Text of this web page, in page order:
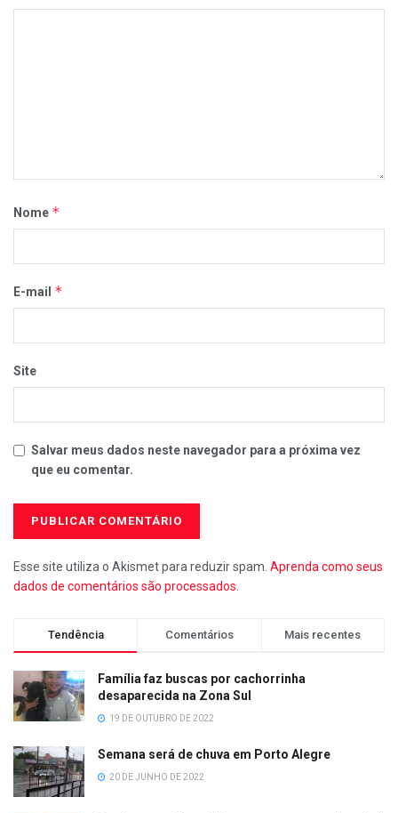
Nome *
E-mail *
Site
Salvar meus dados neste navegador para a próxima vez
que eu comentar.
Esse site utiliza o Akismet para reduzir spam. Aprenda como seus
dados de comentários são processados.
Tendência Comentários Mais recentes
Família faz buscas por cachorrinha
desaparecida na Zona Sul
19 DE OUTUBRO DE 2022
Semana será de chuva em Porto Alegre
20 DE JUNHO DE 2022